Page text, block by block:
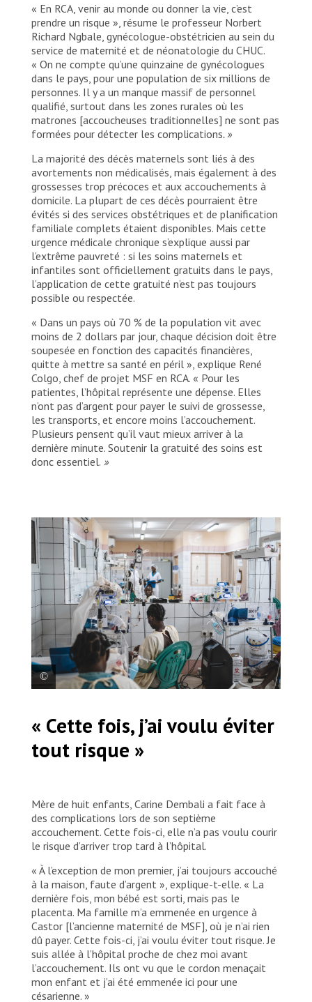
« En RCA, venir au monde ou donner la vie, c’est
prendre un risque », résume le professeur Norbert
Richard Ngbale, gynécologue-obstétricien au sein du
service de maternité et de néonatologie du CHUC.
« On ne compte qu’une quinzaine de gynécologues
dans le pays, pour une population de six millions de
personnes. Il y a un manque massif de personnel
qualifié, surtout dans les zones rurales où les
matrones [accoucheuses traditionnelles] ne sont pas
formées pour détecter les complications. »
La majorité des décès maternels sont liés à des
avortements non médicalisés, mais également à des
grossesses trop précoces et aux accouchements à
domicile. La plupart de ces décès pourraient être
évités si des services obstétriques et de planification
familiale complets étaient disponibles. Mais cette
urgence médicale chronique s’explique aussi par
l’extrême pauvreté : si les soins maternels et
infantiles sont officiellement gratuits dans le pays,
l’application de cette gratuité n’est pas toujours
possible ou respectée.
« Dans un pays où 70 % de la population vit avec
moins de 2 dollars par jour, chaque décision doit être
soupesée en fonction des capacités financières,
quitte à mettre sa santé en péril », explique René
Colgo, chef de projet MSF en RCA. « Pour les
patientes, l’hôpital représente une dépense. Elles
n’ont pas d’argent pour payer le suivi de grossesse,
les transports, et encore moins l’accouchement.
Plusieurs pensent qu’il vaut mieux arriver à la
dernière minute. Soutenir la gratuité des soins est
donc essentiel. »
Une mère prend soin de son bébé à l’unité
de soins intensifs du service d’urgence de
néonatologie soutenu par le Centre
hospitalier communautaire (CHUC) de MSF,
« Cette fois, j’ai voulu éviter
tout risque »
Mère de huit enfants, Carine Dembali a fait face à
des complications lors de son septième
accouchement. Cette fois-ci, elle n’a pas voulu courir
le risque d’arriver trop tard à l’hôpital.
« À l’exception de mon premier, j’ai toujours accouché
à la maison, faute d’argent », explique-t-elle. « La
dernière fois, mon bébé est sorti, mais pas le
placenta. Ma famille m’a emmenée en urgence à
Castor [l’ancienne maternité de MSF], où je n’ai rien
dû payer. Cette fois-ci, j’ai voulu éviter tout risque. Je
suis allée à l’hôpital proche de chez moi avant
l’accouchement. Ils ont vu que le cordon menaçait
mon enfant et j’ai été emmenée ici pour une
césarienne. »